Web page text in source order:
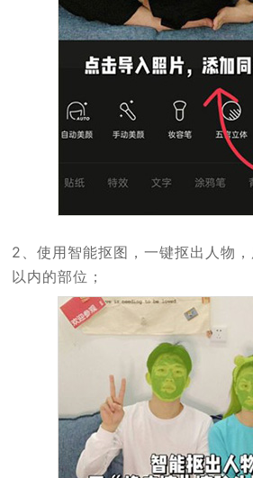
2、使用智能抠图，一键抠出人物
以内的部位；